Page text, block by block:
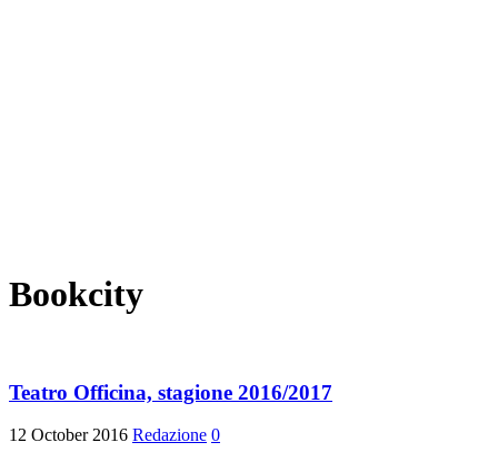
Bookcity
Teatro Officina, stagione 2016/2017
12 October 2016 Redazione 0